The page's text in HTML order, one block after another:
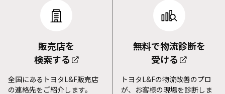
販売店を
検索する
全国にあるトヨタL&F販売店
の連絡先をご紹介します。
無料で物流診断を
受ける
トヨタL&Fの物流改善のプロ
が、お客様の現場を診断しま